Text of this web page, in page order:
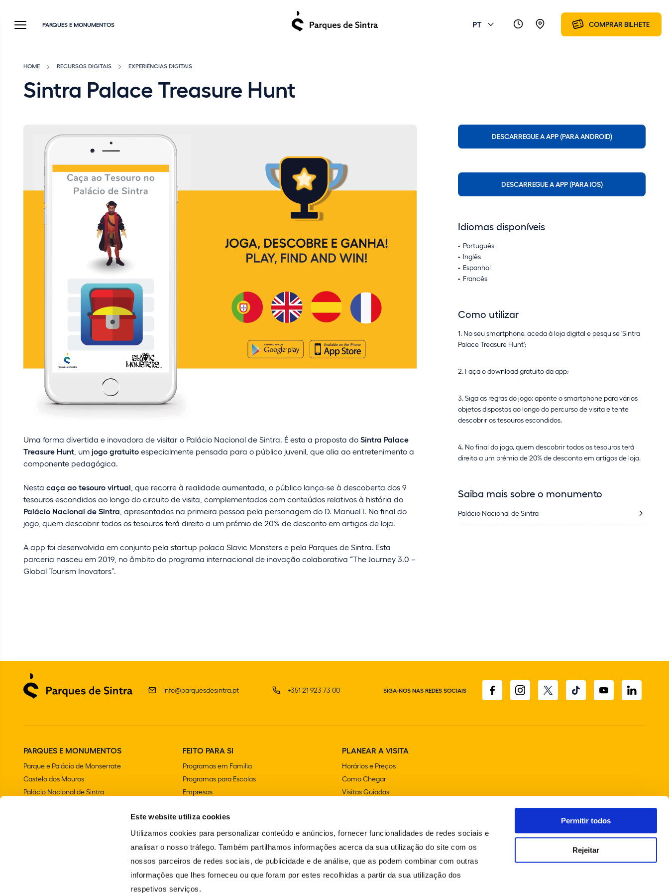
Este website utiliza cookies
Utilizamos cookies para personalizar conteúdo e anúncios, fornecer funcionalidades de redes sociais e
analisar o nosso tráfego. Também partilhamos informações acerca da sua utilização do site com os
nossos parceiros de redes sociais, de publicidade e de análise, que as podem combinar com outras
informações que lhes forneceu ou que foram por estes recolhidas a partir da sua utilização dos
respetivos serviços.
Permitir todos
Rejeitar
PARQUES E MONUMENTOS PT COMPRAR BILHETE
HOME RECURSOS DIGITAIS EXPERIÊNCIAS DIGITAIS
Sintra Palace Treasure Hunt
Uma forma divertida e inovadora de visitar o Palácio Nacional de Sintra. É esta a proposta do Sintra Palace
Treasure Hunt , um jogo gratuito especialmente pensada para o público juvenil, que alia ao entretenimento a
componente pedagógica.
Nesta caça ao tesouro virtual , que recorre à realidade aumentada, o público lança-se à descoberta dos 9
tesouros escondidos ao longo do circuito de visita, complementados com conteúdos relativos à história do
Palácio Nacional de Sintra , apresentados na primeira pessoa pela personagem do D. Manuel I. No final do
jogo, quem descobrir todos os tesouros terá direito a um prémio de 20% de desconto em artigos de loja.
A app foi desenvolvida em conjunto pela startup polaca Slavic Monsters e pela Parques de Sintra. Esta
parceria nasceu em 2019, no âmbito do programa internacional de inovação colaborativa “The Journey 3.0 –
Global Tourism Inovators”.
DESCARREGUE A APP (PARA ANDROID)
DESCARREGUE A APP (PARA IOS)
Idiomas disponíveis
Português
Inglês
Espanhol
Francês
Como utilizar
1. No seu smartphone, aceda à loja digital e pesquise 'Sintra
Palace Treasure Hunt';
2. Faça o download gratuito da app;
3. Siga as regras do jogo: aponte o smartphone para vários
objetos dispostos ao longo do percurso de visita e tente
descobrir os tesouros escondidos.
4. No final do jogo, quem descobrir todos os tesouros terá
direito a um prémio de 20% de desconto em artigos de loja.
Saiba mais sobre o monumento
Palácio Nacional de Sintra
info@parquesdesintra.pt +351 21 923 73 00 SIGA-NOS NAS REDES SOCIAIS
PARQUES E MONUMENTOS
Parque e Palácio de Monserrate
Castelo dos Mouros
Palácio Nacional de Sintra
Chalet e Jardim da Condessa d'Edla
FEITO PARA SI
Programas em Familia
Programas para Escolas
Empresas
PLANEAR A VISITA
Horários e Preços
Como Chegar
Visitas Guiadas
Acessibilidade